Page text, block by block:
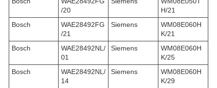
/20
H/21
Bosch
WAE28492FG
/21
Siemens
WM08E060H
K/21
Bosch
WAE28492NL/
01
Siemens
WM08E060H
K/25
Bosch
WAE28492NL/
14
Siemens
WM08E060H
K/29